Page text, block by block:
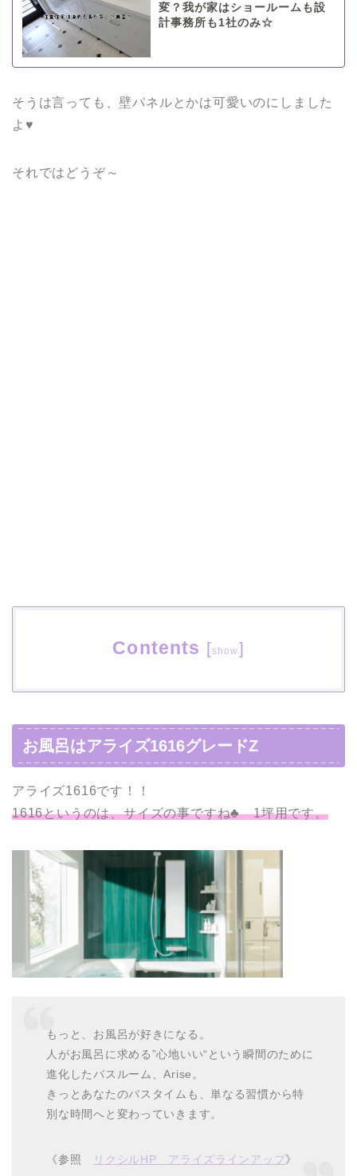
変？我が家はショールームも設
計事務所も1社のみ☆
そうは言っても、壁パネルとかは可愛いのにしました
よ♥
それではどうぞ～
Contents [show]
お風呂はアライズ1616グレードZ
アライズ1616です！！
1616というのは、サイズの事ですね♣ 1坪用です。
もっと、お風呂が好きになる。
人がお風呂に求める”心地いい“という瞬間のために
進化したバスルーム、Arise。
きっとあなたのバスタイムも、単なる習慣から特
別な時間へと変わっていきます。
《参照 リクシルHP アライズラインアップ》